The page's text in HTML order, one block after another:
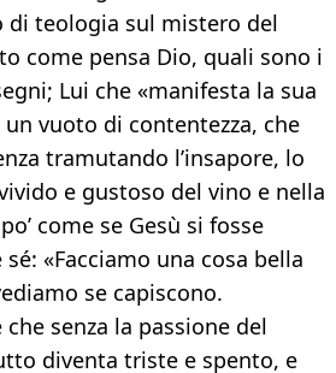
di teologia sul mistero del
come pensa Dio, quali sono i
Lui che «manifesta la sua
vuoto di contentezza, che
tramutando l’insapore, lo
e gustoso del vino e nella
come se Gesù si fosse
«Facciamo una cosa bella
se capiscono.
senza la passione del
diventa triste e spento, e